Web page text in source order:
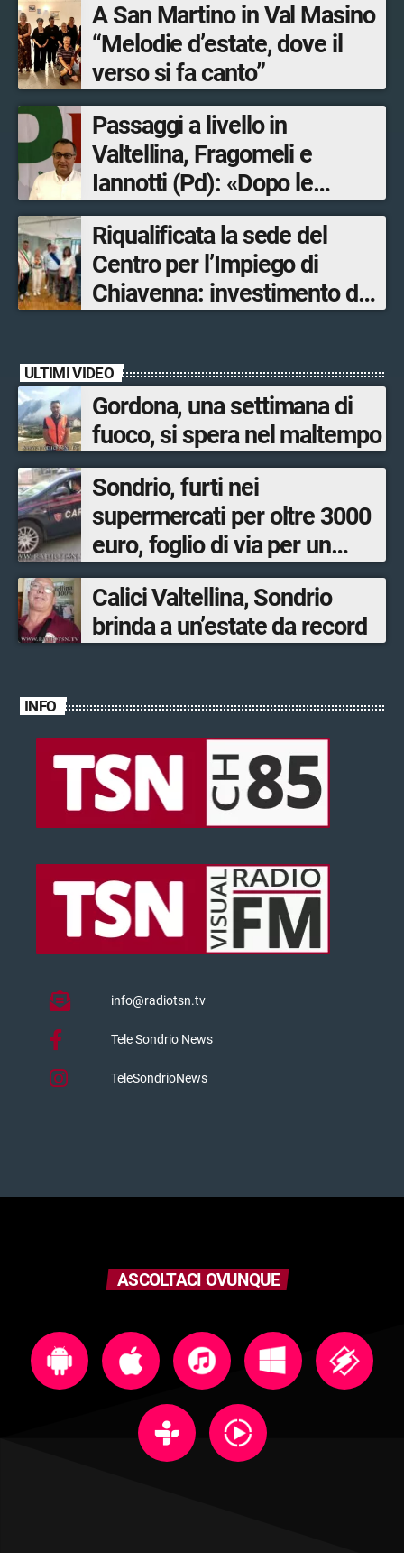
A San Martino in Val Masino
“Melodie d’estate, dove il
verso si fa canto”
Passaggi a livello in
Valtellina, Fragomeli e
Iannotti (Pd): «Dopo le
Olimpiadi solo un terzo delle
opere sostitutive sarà
ultimato entro il 2026»
Riqualificata la sede del
Centro per l’Impiego di
Chiavenna: investimento da
ULTIMI VIDEO
Gordona, una settimana di
fuoco, si spera nel maltempo
Sondrio, furti nei
supermercati per oltre 3000
euro, foglio di via per un
ventinovenne
Calici Valtellina, Sondrio
brinda a un’estate da record
INFO
info@radiotsn.tv
Tele Sondrio News
TeleSondrioNews
ASCOLTACI OVUNQUE